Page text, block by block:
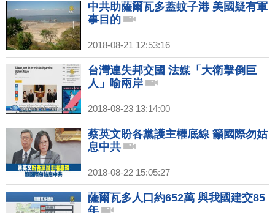
中共助薩爾瓦多蓋蚊子港 美國疑有軍
事目的
2018-08-21 12:53:16
台灣連失邦交國 法媒「大衛擊倒巨
人」喻兩岸
2018-08-23 13:14:00
蔡英文盼各黨護主權底線 籲國際勿姑
息中共
2018-08-22 15:05:27
薩爾瓦多人口約652萬 與我國建交85